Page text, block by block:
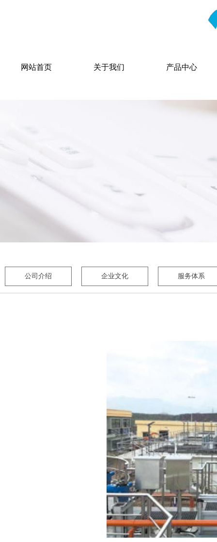
网站首页 关于我们 产品中心
公司介绍 企业文化 服务体系